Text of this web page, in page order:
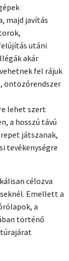
majd javítás
utáni
akár
fel rájuk
öntözőrendszer
lehet szert
a hosszú távú
játszanak,
tevékenységre
célozva
Emellett a
a
történő